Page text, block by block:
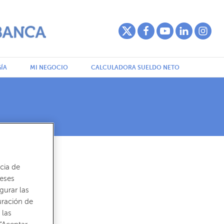
MI NEGOCIO CALCULADORA SUELDO NETO
de
las
de